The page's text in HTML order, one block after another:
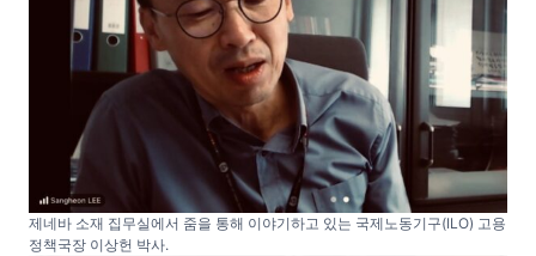
제네바 소재 집무실에서 줌을 통해 이야기하고 있는 국제노동기구(ILO) 고용
정책국장 이상헌 박사.